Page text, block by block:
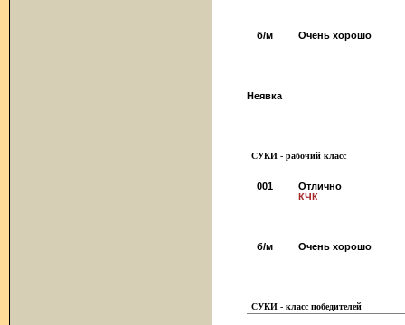
б/м Очень хорошо
Неявка
СУКИ - рабочий класс
001
Отлично
КЧК
б/м Очень хорошо
СУКИ - класс победителей